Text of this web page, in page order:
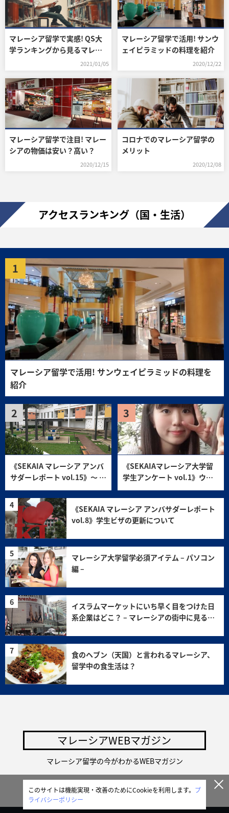
マレーシア留学で実感! QS大
学ランキングから見るマレー
2021/01/05
マレーシア留学で活用! サンウ
ェイピラミッドの料理を紹介
2020/12/22
マレーシア留学で注目! マレー
シアの物価は安い？高い？
2020/12/15
コロナでのマレーシア留学の
メリット
2020/12/08
アクセスランキング（国・生活）
マレーシア留学で活用! サンウェイピラミッドの料理を
紹介
《SEKAIA マレーシア アンバ
サダーレポート vol.15》～ マ
レーシア留学住まいシリーズ
～ サンウェイモナシュレジデ
ンス
《SEKAIAマレーシア大学留
学生アンケート vol.1》ウー
ロンゴン大学マレーシア校
KDUキャンパス 高塚真衣さ
ん
《SEKAIA マレーシア アンバサダーレポート
vol.8》学生ビザの更新について
マレーシア大学留学必須アイテム – パソコン
編 –
イスラムマーケットにいち早く目をつけた日
系企業はどこ？ – マレーシアの街中に見る日
食のヘブン（天国）と言われるマレーシア、
留学中の食生活は？
マレーシアWEBマガジン
マレーシア留学の今がわかるWEBマガジン
powered by
このサイトは機能実現・改善のためにCookieを利用します。 プ
ライバシーポリシー